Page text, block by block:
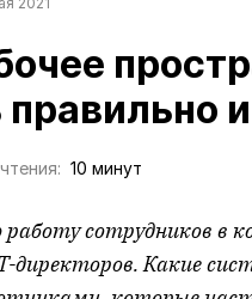
правильно
10 минут
сотрудников в
Какие